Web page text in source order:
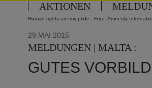
AKTIONEN
Human rights are my pride - Foto: Amnesty
29.MAI 2015
MELDUNGEN | MALTA :
GUTES VORBILD